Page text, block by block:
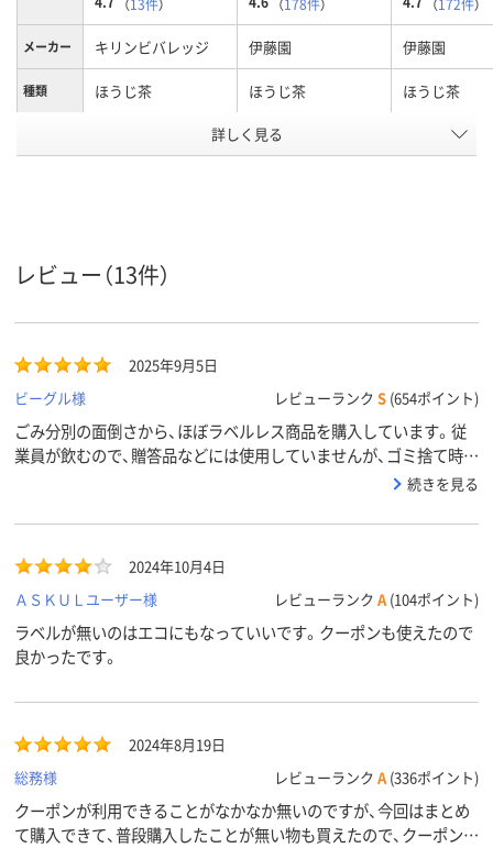
メーカー キリンビバレッジ 伊藤園 伊藤園
種類 ほうじ茶 ほうじ茶 ほうじ茶
50
詳しく見る
レビュー（13件）
2025年9月5日
ビーグル様
レビューランク S (654ポイント)
ごみ分別の面倒さから、ほぼラベルレス商品を購入しています。従
業員が飲むので、贈答品などには使用していませんが、ゴミ捨て時に
続きを見る
2024年10月4日
ＡＳＫＵＬユーザー様
レビューランク A (104ポイント)
ラベルが無いのはエコにもなっていいです。クーポンも使えたので
良かったです。
2024年8月19日
総務様
レビューランク A (336ポイント)
クーポンが利用できることがなかなか無いのですが、今回はまとめ
て購入できて、普段購入したことが無い物も買えたので、クーポンは